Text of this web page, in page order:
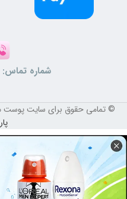
شماره تماس:
© تمامی حقوق برای سایت